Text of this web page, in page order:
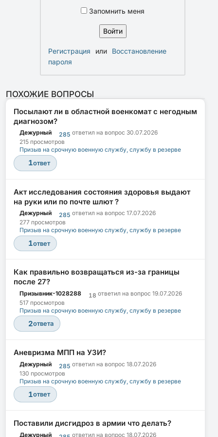
Запомнить меня
Регистрация или
Восстановление
пароля
ПОХОЖИЕ ВОПРОСЫ
Посылают ли в областной военкомат с негодным
диагнозом?
Дежурный 285 ответил на вопрос 30.07.2026
215 просмотров
Призыв на срочную военную службу, службу в резерве
1ответ
Акт исследования состояния здоровья выдают
на руки или по почте шлют ?
Дежурный 285 ответил на вопрос 17.07.2026
277 просмотров
Призыв на срочную военную службу, службу в резерве
1ответ
Как правильно возвращаться из-за границы
после 27?
Призывник-1028288 18 ответил на вопрос 19.07.2026
517 просмотров
Призыв на срочную военную службу, службу в резерве
2ответа
Аневризма МПП на УЗИ?
Дежурный 285 ответил на вопрос 18.07.2026
130 просмотров
Призыв на срочную военную службу, службу в резерве
1ответ
Поставили дисгидроз в армии что делать?
Дежурный ответил на вопрос 18.07.2026